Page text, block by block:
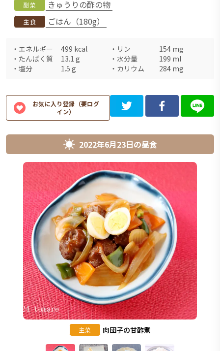
副菜 きゅうりの酢の物
主食 ごはん（180g）
・ エネルギー 499 kcal ・ リン 154 mg
・ たんぱく質 13.1 g ・ 水分量 199 ml
・ 塩分 1.5 g ・ カリウム 284 mg
お気に入り登録（要ログ
イン）
2022年6月23日の昼食
主菜 肉団子の甘酢煮